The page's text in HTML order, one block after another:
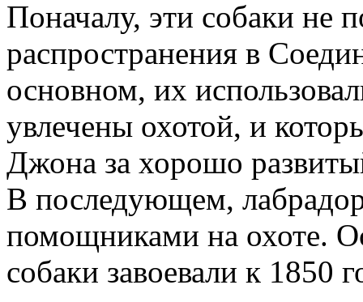
Поначалу, эти собаки не
распространения в
основном, их
увлечены охотой, и
Джона за хорошо
В последующем,
помощниками на охоте.
собаки завоевали к 1850